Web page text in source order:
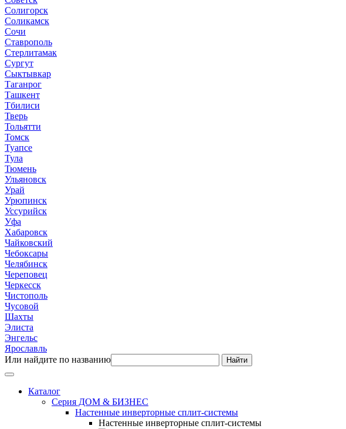
Солигорск
Соликамск
Сочи
Ставрополь
Стерлитамак
Сургут
Сыктывкар
Таганрог
Ташкент
Тбилиси
Тверь
Тольятти
Томск
Туапсе
Тула
Тюмень
Ульяновск
Урай
Урюпинск
Уссурийск
Уфа
Хабаровск
Чайковский
Чебоксары
Челябинск
Череповец
Черкесск
Чистополь
Чусовой
Шахты
Элиста
Энгельс
Ярославль
Или найдите по названию
Каталог
Серия ДОМ & БИЗНЕС
Настенные инверторные сплит-системы
Настенные инверторные сплит-системы